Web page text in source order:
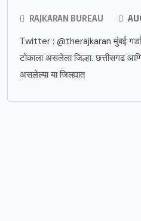
RAJKARAN BUREAU
Twitter : @therajkaran मुंबई
टोकाला असलेला जिल्हा. छत्तीसगढ
असलेल्या या जिल्ह्यात